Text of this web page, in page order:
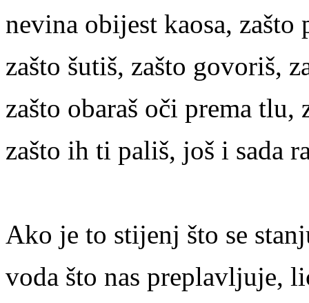
nevina obijest kaosa, zašto
zašto šutiš, zašto govoriš,
zašto obaraš oči prema tlu,
zašto ih ti pališ, još i sada
Ako je to stijenj što se
voda što nas preplavljuje,